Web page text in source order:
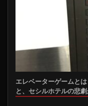
エレベーターゲームと
と、セシルホテルの悲